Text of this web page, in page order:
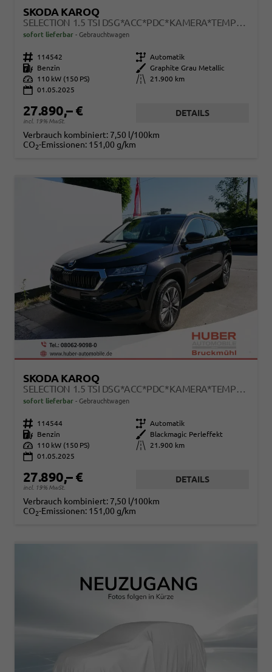
SKODA KAROQ
SELECTION 1.5 TSI DSG*ACC*PDC*KAMERA*TEMPOMAT*LED*SMARTLINK*KLIMA*RADIO*17-ZOLL
sofort lieferbar Gebrauchtwagen
Fahrzeugnr. 114542 Getriebe Automatik
Kraftstoff
Benzin Außenfarbe
Graphite Grau Metallic
Leistung
110 kW (150 PS) Kilometerstand
21.900 km
01.05.2025
27.890,– €
incl. 19% MwSt.
DETAILS
Verbrauch kombiniert: 7,50 l/100km
CO2-Emissionen: 151,00 g/km
SKODA KAROQ
SELECTION 1.5 TSI DSG*ACC*PDC*KAMERA*TEMPOMAT*LED*SMARTLINK*KLIMA*RADIO*17-ZOLL
sofort lieferbar Gebrauchtwagen
Fahrzeugnr. 114544 Getriebe Automatik
Kraftstoff
Benzin Außenfarbe
Blackmagic Perleffekt
Leistung
110 kW (150 PS) Kilometerstand
21.900 km
01.05.2025
27.890,– €
incl. 19% MwSt.
DETAILS
Verbrauch kombiniert: 7,50 l/100km
CO2-Emissionen: 151,00 g/km